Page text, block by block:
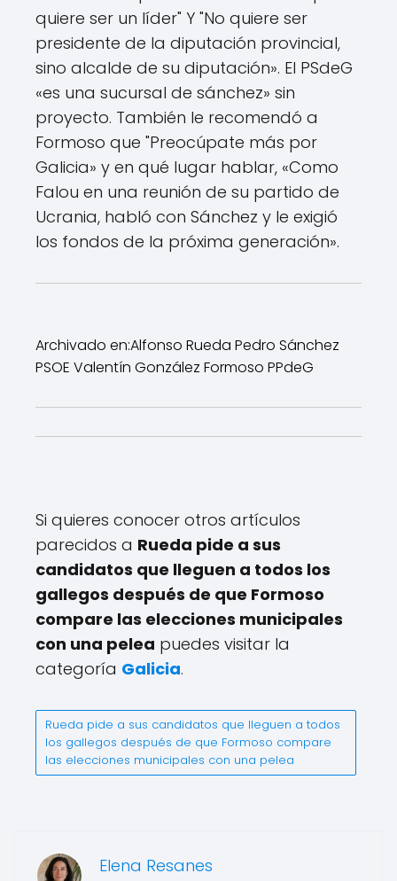
quiere ser un líder" Y "No quiere ser
presidente de la diputación provincial,
sino alcalde de su diputación». El PSdeG
«es una sucursal de sánchez» sin
proyecto. También le recomendó a
Formoso que "Preocúpate más por
Galicia» y en qué lugar hablar, «Como
Falou en una reunión de su partido de
Ucrania, habló con Sánchez y le exigió
los fondos de la próxima generación».
Archivado en:Alfonso Rueda Pedro Sánchez
PSOE Valentín González Formoso PPdeG
Si quieres conocer otros artículos
parecidos a Rueda pide a sus
candidatos que lleguen a todos los
gallegos después de que Formoso
compare las elecciones municipales
con una pelea puedes visitar la
categoría Galicia.
Rueda pide a sus candidatos que lleguen a todos
los gallegos después de que Formoso compare
las elecciones municipales con una pelea
Elena Resanes